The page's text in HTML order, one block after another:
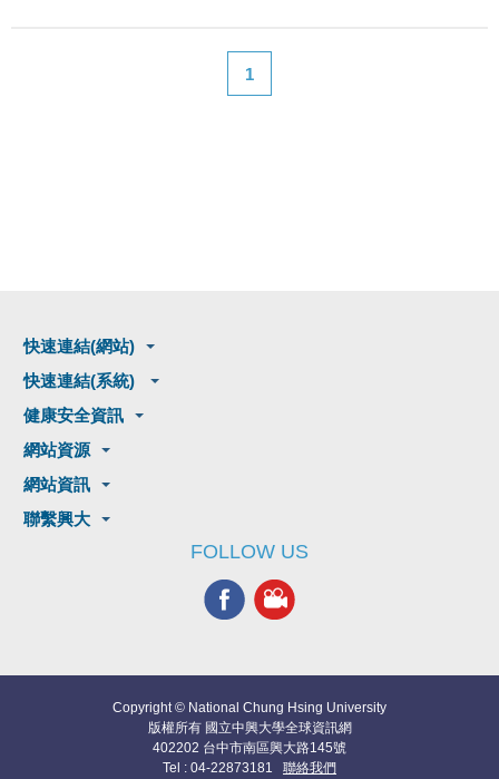
1
快速連結(網站)
快速連結(系統)
健康安全資訊
網站資源
網站資訊
聯繫興大
FOLLOW US
Copyright © National Chung Hsing University
版權所有 國立中興大學全球資訊網
402202 台中市南區興大路145號
Tel : 04-22873181 聯絡我們